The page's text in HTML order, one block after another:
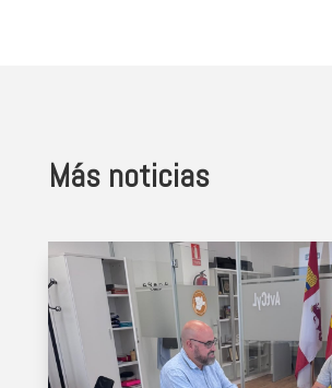
Más noticias